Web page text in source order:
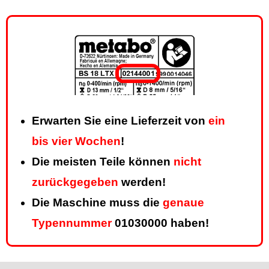
Erwarten Sie eine Lieferzeit von ein
bis vier Wochen!
Die meisten Teile können nicht
zurückgegeben werden!
Die Maschine muss die genaue
Typennummer01030000 haben!